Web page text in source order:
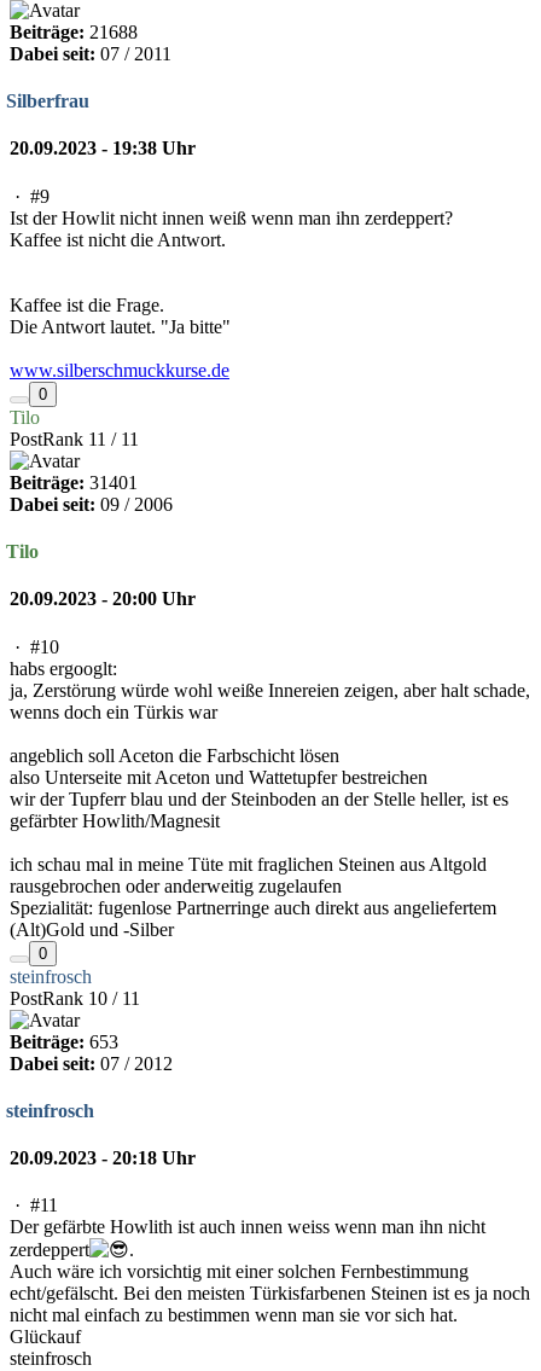
Beiträge: 21688
Dabei seit: 07 / 2011
Silberfrau
20.09.2023 - 19:38 Uhr
· #9
Ist der Howlit nicht innen weiß wenn man ihn zerdeppert?
Kaffee ist nicht die Antwort.
Kaffee ist die Frage.
Die Antwort lautet. "Ja bitte"
www.silberschmuckkurse.de
0
Tilo
PostRank 11 / 11
Beiträge: 31401
Dabei seit: 09 / 2006
Tilo
20.09.2023 - 20:00 Uhr
· #10
habs ergooglt:
ja, Zerstörung würde wohl weiße Innereien zeigen, aber halt schade,
wenns doch ein Türkis war
angeblich soll Aceton die Farbschicht lösen
also Unterseite mit Aceton und Wattetupfer bestreichen
wir der Tupferr blau und der Steinboden an der Stelle heller, ist es
gefärbter Howlith/Magnesit
ich schau mal in meine Tüte mit fraglichen Steinen aus Altgold
rausgebrochen oder anderweitig zugelaufen
Spezialität: fugenlose Partnerringe auch direkt aus angeliefertem
(Alt)Gold und -Silber
0
steinfrosch
PostRank 10 / 11
Beiträge: 653
Dabei seit: 07 / 2012
steinfrosch
20.09.2023 - 20:18 Uhr
· #11
Der gefärbte Howlith ist auch innen weiss wenn man ihn nicht
zerdeppert
.
Auch wäre ich vorsichtig mit einer solchen Fernbestimmung
echt/gefälscht. Bei den meisten Türkisfarbenen Steinen ist es ja noch
nicht mal einfach zu bestimmen wenn man sie vor sich hat.
Glückauf
steinfrosch